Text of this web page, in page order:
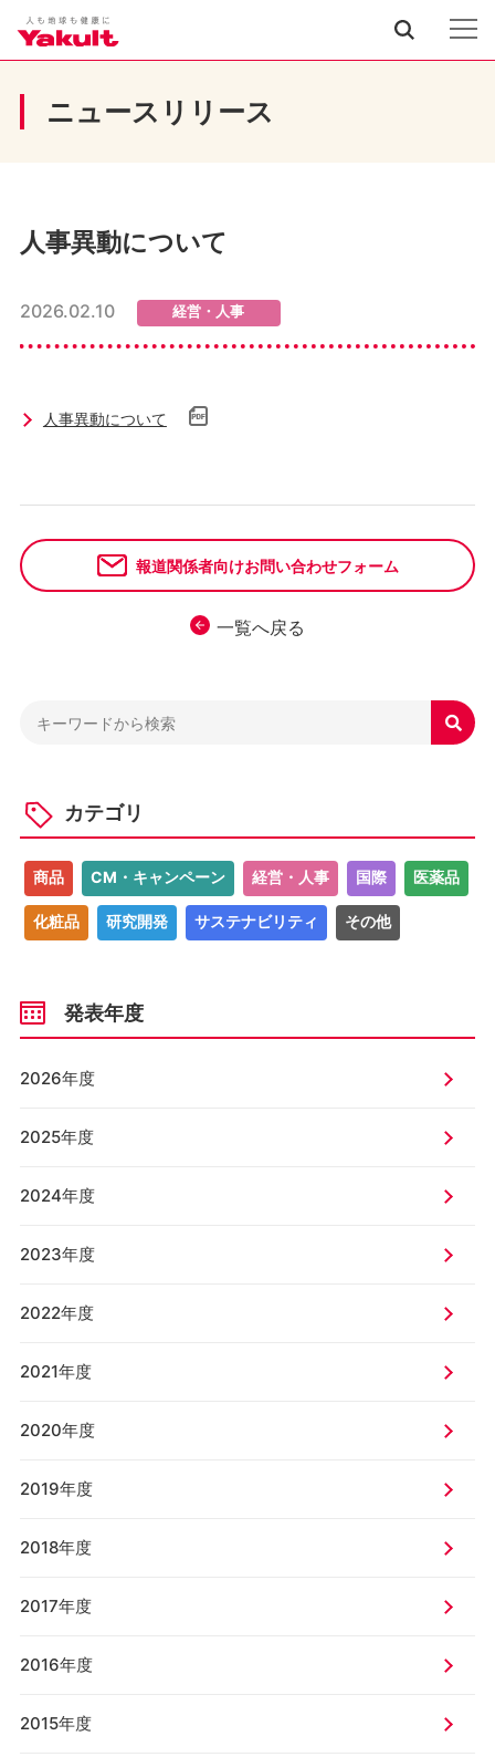
ニュースリリース
人事異動について
2026.02.10 経営・人事
人事異動について
一覧へ戻る
報道関係者向けお問い合わせフォーム

カテゴリ
商品 CM・キャンペーン 経営・人事 国際 医薬品
化粧品 研究開発 サステナビリティ その他
発表年度
2026年度
2025年度
2024年度
2023年度
2022年度
2021年度
2020年度
2019年度
2018年度
2017年度
2016年度
2015年度